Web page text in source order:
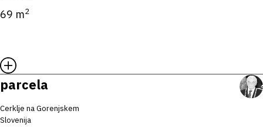
69 m2
parcela
Cerklje na Gorenjskem
Slovenija